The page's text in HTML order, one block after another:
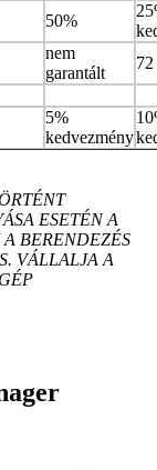
50%
nem
garantált
5%
kedvezmény
ESETÉN A
BERENDEZÉS
VÁLLALJA A